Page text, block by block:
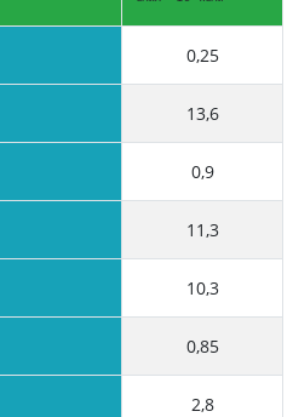
0,25
13,6
0,9
11,3
10,3
0,85
2,8